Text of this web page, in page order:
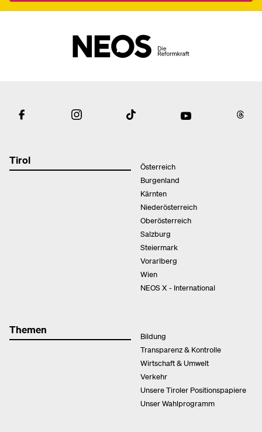
Tirol
Österreich
Burgenland
Kärnten
Niederösterreich
Oberösterreich
Salzburg
Steiermark
Vorarlberg
Wien
NEOS X - International
Themen
Bildung
Transparenz & Kontrolle
Wirtschaft & Umwelt
Verkehr
Unsere Tiroler Positionspapiere
Unser Wahlprogramm